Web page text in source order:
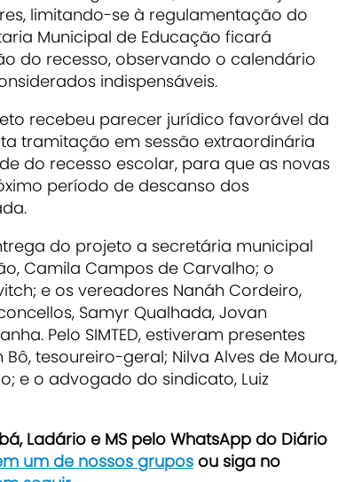
limitando-se à regulamentação do
Municipal de Educação ficará
do recesso, observando o calendário
indispensáveis.
recebeu parecer jurídico favorável da
tramitação em sessão extraordinária
do recesso escolar, para que as novas
período de descanso dos
do projeto a secretária municipal
Camila Campos de Carvalho; o
e os vereadores Nanáh Cordeiro,
Samyr Qualhada, Jovan
Pelo SIMTED, estiveram presentes
Bô, tesoureiro-geral; Nilva Alves de Moura,
e o advogado do sindicato, Luiz
Ladário e MS pelo WhatsApp do Diário
um de nossos grupos ou siga no